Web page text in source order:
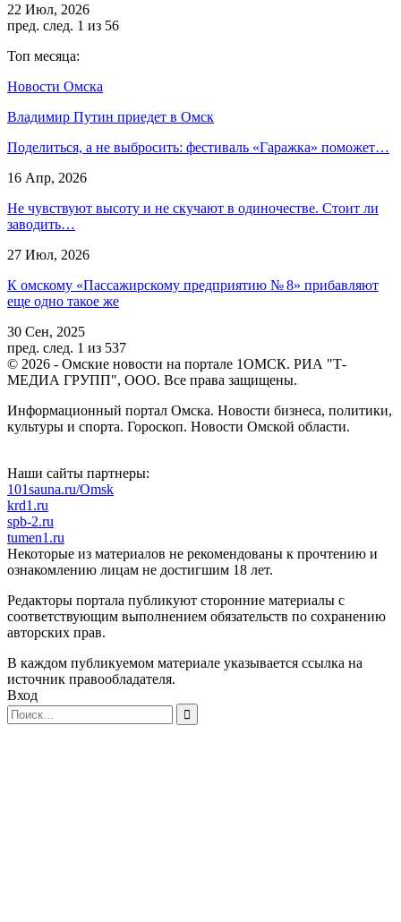
22 Июл, 2026
пред. след. 1 из 56
Топ месяца:
Новости Омска
Владимир Путин приедет в Омск
Поделиться, а не выбросить: фестиваль «Гаражка» поможет…
16 Апр, 2026
Не чувствуют высоту и не скучают в одиночестве. Стоит ли
заводить…
27 Июл, 2026
К омскому «Пассажирскому предприятию № 8» прибавляют
еще одно такое же
30 Сен, 2025
пред. след. 1 из 537
© 2026 - Омские новости на портале 1ОМСК. РИА "Т-
МЕДИА ГРУПП", ООО. Все права защищены.
Информационный портал Омска. Новости бизнеса, политики,
культуры и спорта. Гороскоп. Новости Омской области.
Наши сайты партнеры:
101sauna.ru/Omsk
krd1.ru
spb-2.ru
tumen1.ru
Некоторые из материалов не рекомендованы к прочтению и
ознакомлению лицам не достигшим 18 лет.
Редакторы портала публикуют сторонние материалы с
соответствующим выполнением обязательств по сохранению
авторских прав.
В каждом публикуемом материале указывается ссылка на
источник правообладателя.
Вход